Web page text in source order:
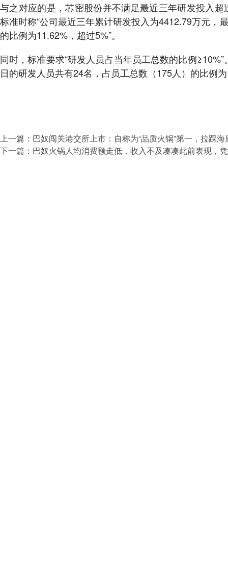
与之对应的是，芯密股份并不满足最近三年研发投入
标准时称“公司最近三年累计研发投入为4412.79万元，
的比例为11.62%，超过5%”。
同时，标准要求“研发人员占当年员工总数的比例
日的研发人员共有24名，占员工总数（175人）的比例
上一篇： 巴奴闯关港交所上市：自称为“品质火锅”第一，拉踩
下一篇： 巴奴火锅人均消费额走低，收入不及凑凑此前表现，